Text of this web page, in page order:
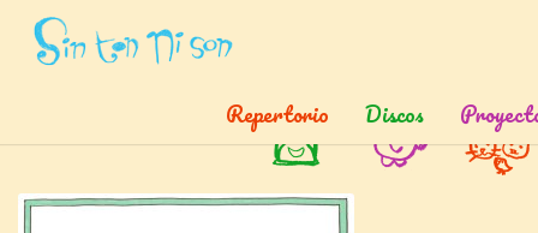
Repertorio Discos
Inicio » Canciones » Sana Sana
Sana sana